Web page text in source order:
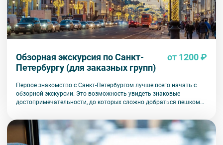
Обзорная экскурсия по Санкт-
Петербургу (для заказных групп)
от 1200 ₽
Первое знакомство с Санкт-Петербургом лучше всего начать с
обзорной экскурсии. Это возможность увидеть знаковые
достопримечательности, до которых сложно добраться пешком